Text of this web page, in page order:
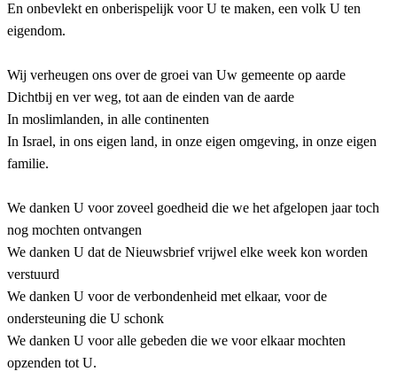
En onbevlekt en onberispelijk voor U te maken, een volk U ten
eigendom.
Wij verheugen ons over de groei van Uw gemeente op aarde
Dichtbij en ver weg, tot aan de einden van de aarde
In moslimlanden, in alle continenten
In Israel, in ons eigen land, in onze eigen omgeving, in onze eigen
familie.
We danken U voor zoveel goedheid die we het afgelopen jaar toch
nog mochten ontvangen
We danken U dat de Nieuwsbrief vrijwel elke week kon worden
verstuurd
We danken U voor de verbondenheid met elkaar, voor de
ondersteuning die U schonk
We danken U voor alle gebeden die we voor elkaar mochten
opzenden tot U.